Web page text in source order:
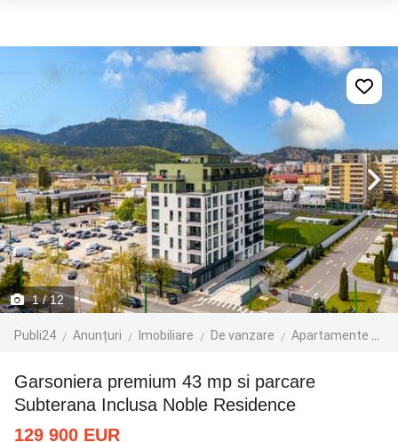
1/ 12
Publi24 Anunțuri Imobiliare De vanzare Apartamente de vanzare
Garsoniera premium 43 mp si parcare
Subterana Inclusa Noble Residence
129 900 EUR